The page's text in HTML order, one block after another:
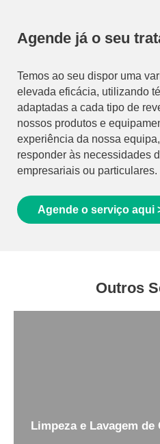
Agende já o seu
Temos ao seu dispor uma
elevada eficácia, utilizando
adaptadas a cada tipo de
nossos produtos e
experiência da nossa
responder às necessidades
empresariais ou particulares.
Agende o serviço aqui
Outros
Limpeza e Lavagem de